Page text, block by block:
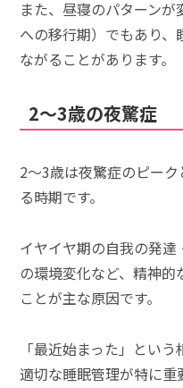
また、昼寝のパターン
への移行期）でもあり
ながることがあります。
2〜3歳の夜驚症
2〜3歳は夜驚症のピー
る時期です。
イヤイヤ期の自我の発
の環境変化など、精神
ことが主な原因です。
「最近始まった」とい
適切な睡眠管理が特に重